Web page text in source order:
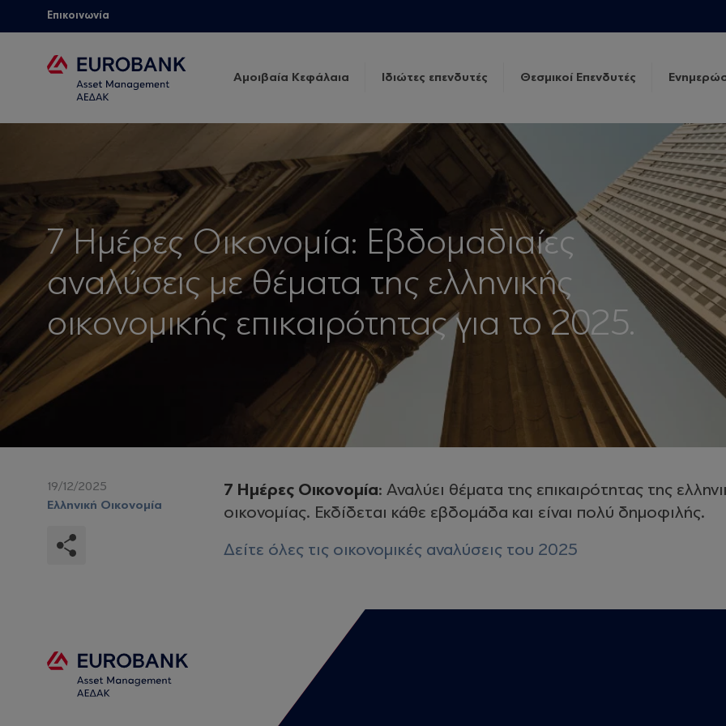
Επικοινωνία
Αμοιβαία Κεφάλαια Ιδιώτες επενδυτές Θεσμικοί Επενδυτές
7 Ημέρες Οικονομία: Εβδομαδιαίες
αναλύσεις με θέματα της ελληνικής
οικονομικής επικαιρότητας για το 2025.
19/12/2025
Ελληνική Οικονομία
7 Ημέρες Οικονομία: Αναλύει θέματα της επικαιρότητας της
οικονομίας. Εκδίδεται κάθε εβδομάδα και είναι πολύ δημοφιλής.
Δείτε όλες τις οικονομικές αναλύσεις του 2025